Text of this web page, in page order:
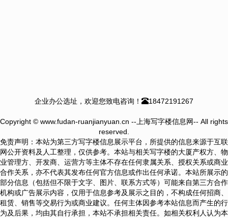
企业办公选址，欢迎您致电咨询！ 18472191267
Copyright © www.fudan-ruanjianyuan.cn --上海写字楼信息网-- All rights
reserved.
免责声明：本站为第三方写字楼信息展示平台，所提供的信息来源于互联
网公开资料及人工整理，仅供参考。本站与相关写字楼的大厦产权方、物
业管理方、开发商、运营方等主体不存在任何隶属关系、授权关系或商业
合作关系，亦不代表其发布任何官方信息或作出任何承诺。本站所展示的
部分信息（包括但不限于文字、图片、联系方式等）可能来自第三方合作
机构或广告展示内容，仅用于信息参考及展示之目的，不构成任何招商、
租赁、销售等交易行为或商业建议。任何主体因参考本站信息而产生的行
为及后果，均由其自行承担，本站不承担相关责任。如相关权利人认为本